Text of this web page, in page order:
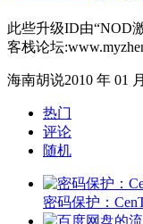
此些升级ID由“NOD
客栈论坛
海南胡说2010 年 01
热门
评论
随机
密码保护：